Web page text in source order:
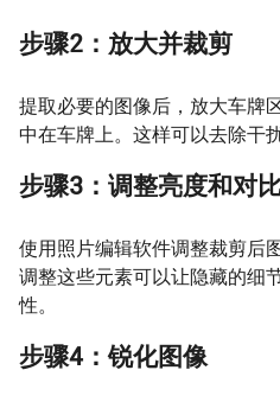
步骤2：放大并裁剪
提取必要的图像后，放大车牌
中在车牌上。这样可以去除干
步骤3：调整亮度和对
使用照片编辑软件调整裁剪后
调整这些元素可以让隐藏的细
性。
步骤4：锐化图像